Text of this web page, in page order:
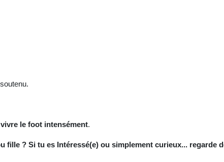
vivre le foot intensément.
fille ? Si tu es Intéressé(e) ou simplement curieux... regarde